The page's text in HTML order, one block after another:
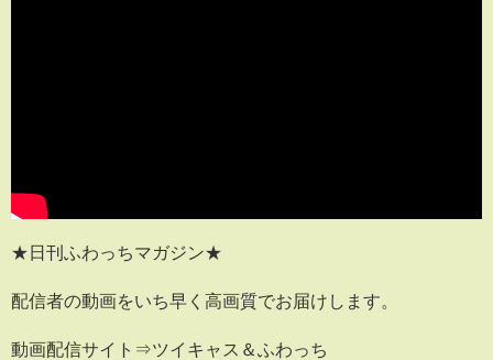
★日刊ふわっちマガジン★
配信者の動画をいち早く高画質でお届けします。
動画配信サイト⇒ツイキャス＆ふわっち